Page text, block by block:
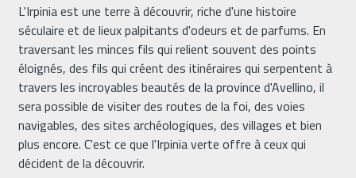
L'Irpinia est une terre à découvrir, riche d'une histoire
séculaire et de lieux palpitants d'odeurs et de parfums. En
traversant les minces fils qui relient souvent des points
éloignés, des fils qui créent des itinéraires qui serpentent à
travers les incroyables beautés de la province d'Avellino, il
sera possible de visiter des routes de la foi, des voies
navigables, des sites archéologiques, des villages et bien
plus encore. C'est ce que l'Irpinia verte offre à ceux qui
décident de la découvrir.